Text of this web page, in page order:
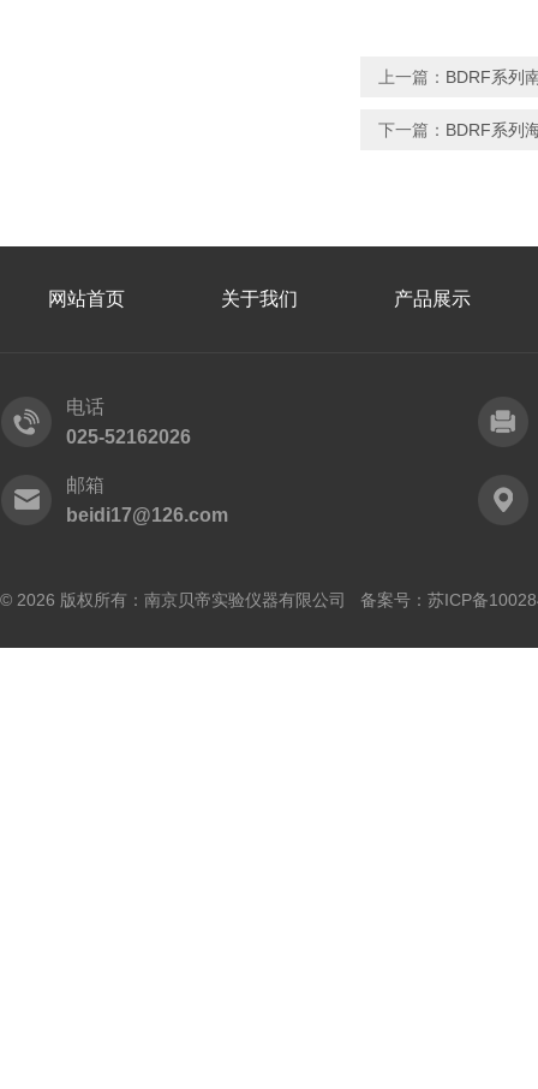
上一篇： BDRF系列
下一篇： BDRF系列
网站首页 关于我们 产品展示
电话
025-52162026
邮箱
beidi17@126.com
© 2026 版权所有：南京贝帝实验仪器有限公司 备案号： 苏ICP备